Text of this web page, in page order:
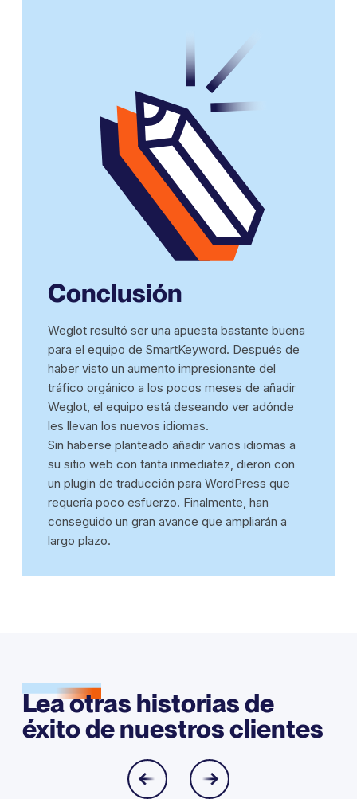
Conclusión
Weglot resultó ser una apuesta bastante buena
para el equipo de SmartKeyword. Después de
haber visto un aumento impresionante del
tráfico orgánico a los pocos meses de añadir
Weglot, el equipo está deseando ver adónde
les llevan los nuevos idiomas.
Sin haberse planteado añadir varios idiomas a
su sitio web con tanta inmediatez, dieron con
un plugin de traducción para WordPress que
requería poco esfuerzo. Finalmente, han
conseguido un gran avance que ampliarán a
largo plazo.
Lea otras historias de
éxito de nuestros clientes